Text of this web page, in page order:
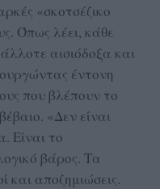
«σκοτσέζικο
Όπως λέει, κάθε
αισιόδοξα και
έντονη
που βλέπουν το
«Δεν είναι
Είναι το
βάρος. Τα
και αποζημιώσεις.